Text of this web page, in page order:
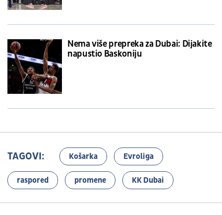
Nema više prepreka za Dubai: Dijakite
napustio Baskoniju
TAGOVI: Košarka Evroliga
raspored promene KK Dubai